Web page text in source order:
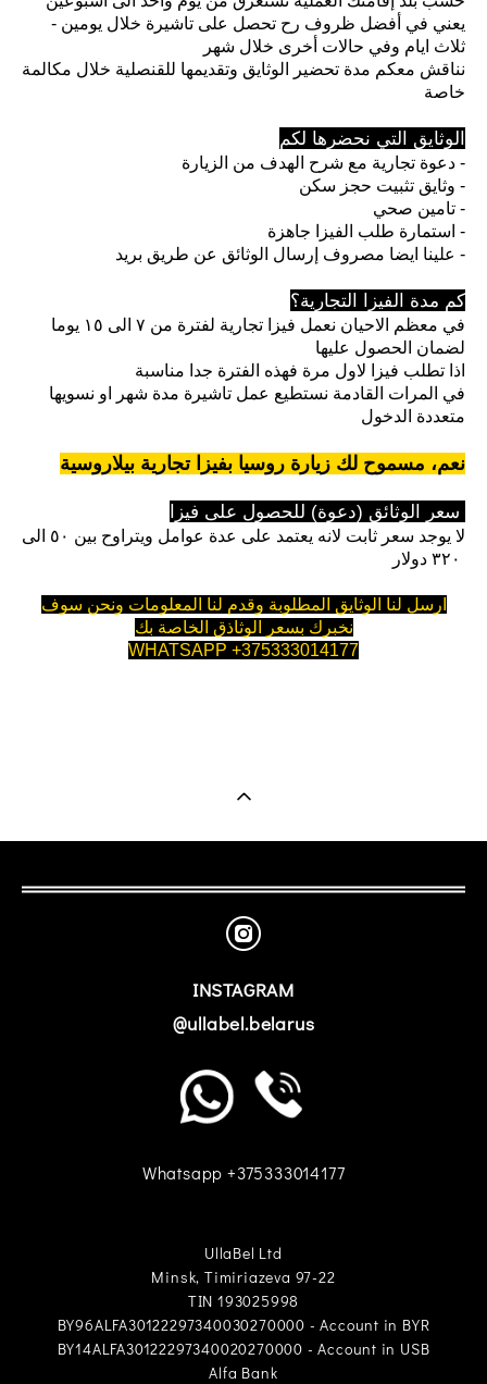
يعني في أفضل ظروف رح تحصل على تاشيرة خلال يومين -
ثلاث ايام وفي حالات أخرى خلال شهر
نناقش معكم مدة تحضير الوثايق وتقديمها للقنصلية خلال مكالمة
خاصة
الوثايق التي نحضرها لكم
دعوة تجارية مع شرح الهدف من الزيارة -
وثايق تثبيت حجز سكن -
تامين صحي -
استمارة طلب الفيزا جاهزة -
علينا ايضا مصروف إرسال الوثائق عن طريق بريد -
كم مدة الفيزا التجارية؟
في معظم الاحيان نعمل فيزا تجارية لفترة من ٧ الى ١٥ يوما
لضمان الحصول عليها
اذا تطلب فيزا لاول مرة فهذه الفترة جدا مناسبة
في المرات القادمة نستطيع عمل تاشيرة مدة شهر او نسويها
متعددة الدخول
نعم، مسموح لك زيارة روسيا بفيزا تجارية بيلاروسية
لا يوجد سعر ثابت لانه يعتمد على عدة عوامل ويتراوح بين ٥٠ الى
ارسل لنا الوثايق المطلوبة وقدم لنا المعلومات ونحن سوف
نخبرك بسعر الوثاذق الخاصة بك
WHATSAPP +375333014177
INSTAGRAM
@ullabel.belarus
Whatsapp +375333014177
UllaBel Ltd
Minsk, Timiriazeva 97-22
TIN 193025998
BY96ALFA30122297340030270000 - Account in BYR
BY14ALFA30122297340020270000 - Account in USB
Alfa Bank